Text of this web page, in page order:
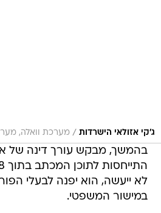
ג'קי אזולאי הישרדות / מערכת וואלה,
בהמשך, מבקש עורך דינה של
לא ייעשה, הוא יפנה לבעלי
במישור המשפטי.